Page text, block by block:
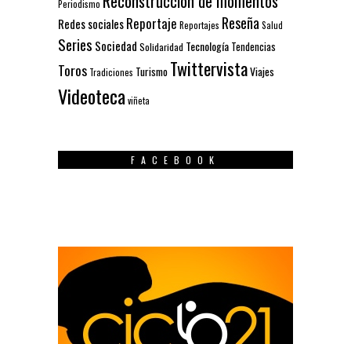
Periodismo
Redes socialesReportaje Reportajes Reseña Salud
Series Sociedad Solidaridad Tecnología Tendencias
Toros Tradiciones Turismo TwittervistaViajes
Videoteca viñeta
FACEBOOK